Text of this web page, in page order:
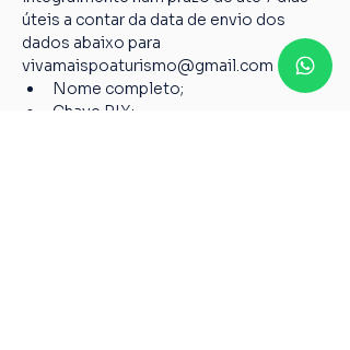
úteis a contar da data de envio dos
dados abaixo para
vivamaispoaturismo@gmail.com
Nome completo;
Chave PIX;